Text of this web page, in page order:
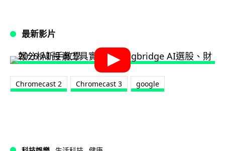
最新影片
Chromecast 2 Chromecast 3 google